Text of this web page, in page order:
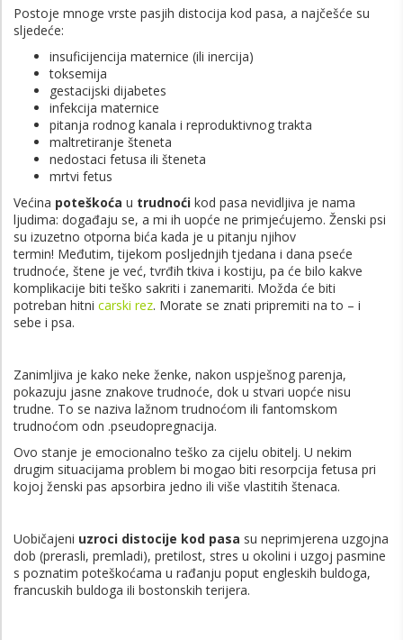
Postoje mnoge vrste pasjih distocija kod pasa, a najčešće su
sljedeće:
insuficijencija maternice (ili inercija)
toksemija
gestacijski dijabetes
infekcija maternice
pitanja rodnog kanala i reproduktivnog trakta
maltretiranje šteneta
nedostaci fetusa ili šteneta
mrtvi fetus
Većina poteškoća u trudnoći kod pasa nevidljiva je nama
ljudima: događaju se, a mi ih uopće ne primjećujemo. Ženski psi
su izuzetno otporna bića kada je u pitanju njihov
termin! Međutim, tijekom posljednjih tjedana i dana pseće
trudnoće, štene je već, tvrđih tkiva i kostiju, pa će bilo kakve
komplikacije biti teško sakriti i zanemariti. Možda će biti
potreban hitni carski rez. Morate se znati pripremiti na to – i
sebe i psa.
Zanimljiva je kako neke ženke, nakon uspješnog parenja,
pokazuju jasne znakove trudnoće, dok u stvari uopće nisu
trudne. To se naziva lažnom trudnoćom ili fantomskom
trudnoćom odn .pseudopregnacija.
Ovo stanje je emocionalno teško za cijelu obitelj. U nekim
drugim situacijama problem bi mogao biti resorpcija fetusa pri
kojoj ženski pas apsorbira jedno ili više vlastitih štenaca.
Uobičajeni uzroci distocije kod pasa su neprimjerena uzgojna
dob (prerasli, premladi), pretilost, stres u okolini i uzgoj pasmine
s poznatim poteškoćama u rađanju poput engleskih buldoga,
francuskih buldoga ili bostonskih terijera.